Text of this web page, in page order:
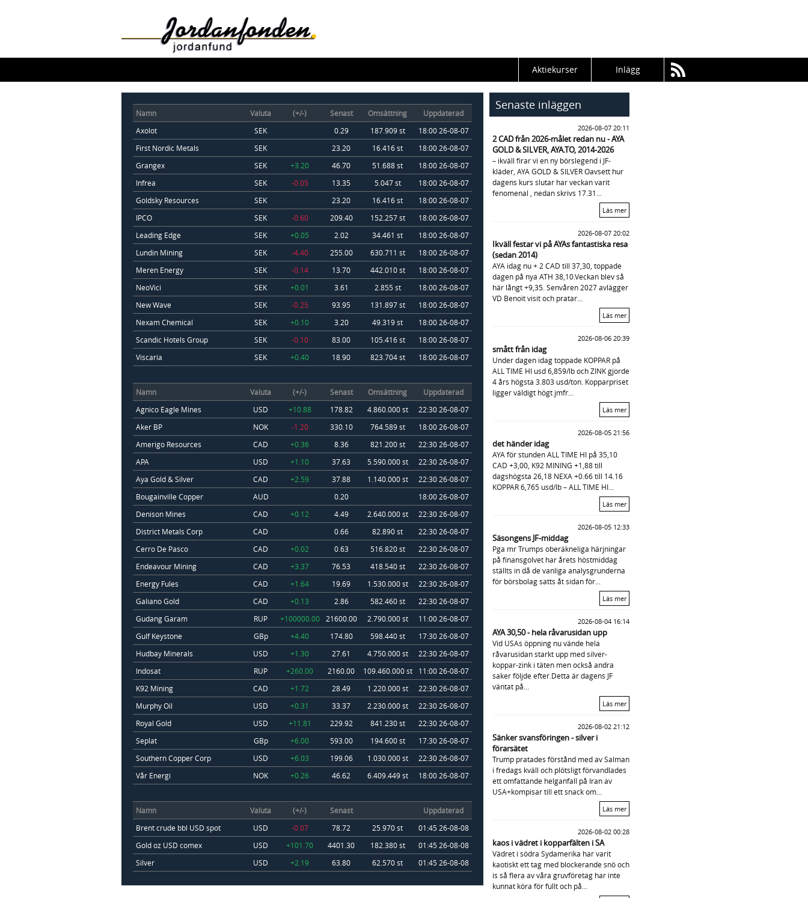
Aktiekurser Inlägg
Namn Valuta (+/-) Senast Omsättning
Uppdaterad
Axolot
SEK 0.29 187.909 st
18:00 26-08-07
First Nordic Metals
SEK 23.20 16.416 st
18:00 26-08-07
Grangex
SEK +3.20 46.70 51.688 st
18:00 26-08-07
Infrea
SEK -0.05 13.35 5.047 st
18:00 26-08-07
Goldsky Resources
SEK 23.20 16.416 st
18:00 26-08-07
IPCO
SEK -0.60 209.40 152.257 st
18:00 26-08-07
Leading Edge
SEK +0.05 2.02 34.461 st
18:00 26-08-07
Lundin Mining
SEK -4.40 255.00 630.711 st
18:00 26-08-07
Meren Energy
SEK -0.14 13.70 442.010 st
18:00 26-08-07
NeoVici
SEK +0.01 3.61 2.855 st
18:00 26-08-07
New Wave
SEK -0.25 93.95 131.897 st
18:00 26-08-07
Nexam Chemical
SEK +0.10 3.20 49.319 st
18:00 26-08-07
Scandic Hotels Group
SEK -0.10 83.00 105.416 st
18:00 26-08-07
Viscaria
SEK +0.40 18.90 823.704 st 18:00 26-08-07
Namn Valuta (+/-) Senast Omsättning
Uppdaterad
Agnico Eagle Mines
USD +10.88 178.82 4.860.000 st
22:30 26-08-07
Aker BP
NOK -1.20 330.10 764.589 st
18:00 26-08-07
Amerigo Resources
CAD +0.36 8.36 821.200 st
22:30 26-08-07
APA
USD +1.10 37.63 5.590.000 st
22:30 26-08-07
Aya Gold & Silver
CAD +2.59 37.88 1.140.000 st
22:30 26-08-07
Bougainville Copper
AUD 0.20
18:00 26-08-07
Denison Mines
CAD +0.12 4.49 2.640.000 st
22:30 26-08-07
District Metals Corp
CAD 0.66 82.890 st
22:30 26-08-07
Cerro De Pasco
CAD +0.02 0.63 516.820 st
22:30 26-08-07
Endeavour Mining
CAD +3.37 76.53 418.540 st
22:30 26-08-07
Energy Fules
CAD +1.64 19.69 1.530.000 st
22:30 26-08-07
Galiano Gold
CAD +0.13 2.86 582.460 st
22:30 26-08-07
Gudang Garam
RUP +100000.00 21600.00 2.790.000 st
11:00 26-08-07
Gulf Keystone
GBp +4.40 174.80 598.440 st
17:30 26-08-07
Hudbay Minerals
USD +1.30 27.61 4.750.000 st
22:30 26-08-07
Indosat
RUP +260.00 2160.00 109.460.000 st
11:00 26-08-07
K92 Mining
CAD +1.72 28.49 1.220.000 st
22:30 26-08-07
Murphy Oil
USD +0.31 33.37 2.230.000 st
22:30 26-08-07
Royal Gold
USD +11.81 229.92 841.230 st
22:30 26-08-07
Seplat
GBp +6.00 593.00 194.600 st
17:30 26-08-07
Southern Copper Corp
USD +6.03 199.06 1.030.000 st
22:30 26-08-07
Vår Energi
NOK +0.26 46.62 6.409.449 st 18:00 26-08-07
Namn Valuta (+/-) Senast
Uppdaterad
Brent crude bbl USD spot
USD -0.07 78.72 25.970 st
01:45 26-08-08
Gold oz USD comex
USD +101.70 4401.30 182.380 st
01:45 26-08-08
Silver
USD +2.19 63.80 62.570 st 01:45 26-08-08
Senaste inläggen
2026-08-07 20:11
2 CAD från 2026-målet redan nu - AYA
GOLD & SILVER, AYA.TO, 2014-2026
– ikväll firar vi en ny börslegend i JF-
kläder, AYA GOLD & SILVER Oavsett hur
dagens kurs slutar har veckan varit
fenomenal , nedan skrivs 17.31...
Läs mer
2026-08-07 20:02
Ikväll festar vi på AYAs fantastiska resa
(sedan 2014)
AYA idag nu + 2 CAD till 37,30, toppade
dagen på nya ATH 38,10.Veckan blev så
här långt +9,35. Senvåren 2027 avlägger
VD Benoit visit och pratar...
Läs mer
2026-08-06 20:39
smått från idag
Under dagen idag toppade KOPPAR på
ALL TIME HI usd 6,859/lb och ZINK gjorde
4 års högsta 3.803 usd/ton. Kopparpriset
ligger väldigt högt jmfr...
Läs mer
2026-08-05 21:56
det händer idag
AYA för stunden ALL TIME HI på 35,10
CAD +3,00, K92 MINING +1,88 till
dagshögsta 26,18 NEXA +0.66 till 14.16
KOPPAR 6,765 usd/lb – ALL TIME HI...
Läs mer
2026-08-05 12:33
Säsongens JF-middag
Pga mr Trumps oberäkneliga härjningar
på finansgolvet har årets höstmiddag
ställts in då de vanliga analysgrunderna
för börsbolag satts åt sidan för...
Läs mer
2026-08-04 16:14
AYA 30,50 - hela råvarusidan upp
Vid USAs öppning nu vände hela
råvarusidan starkt upp med silver-
koppar-zink i täten men också andra
saker följde efter.Detta är dagens JF
väntat på...
Läs mer
2026-08-02 21:12
Sänker svansföringen - silver i
förarsätet
Trump pratades förstånd med av Salman
i fredags kväll och plötsligt förvandlades
ett omfattande helganfall på Iran av
USA+kompisar till ett snack om...
Läs mer
2026-08-02 00:28
kaos i vädret i kopparfälten i SA
Vädret i södra Sydamerika har varit
kaotiskt ett tag med blockerande snö och
is så flera av våra gruvföretag har inte
kunnat köra för fullt och på...